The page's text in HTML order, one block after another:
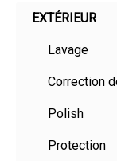
EXTÉRIEUR
Lavage
Correction
Polish
Protection